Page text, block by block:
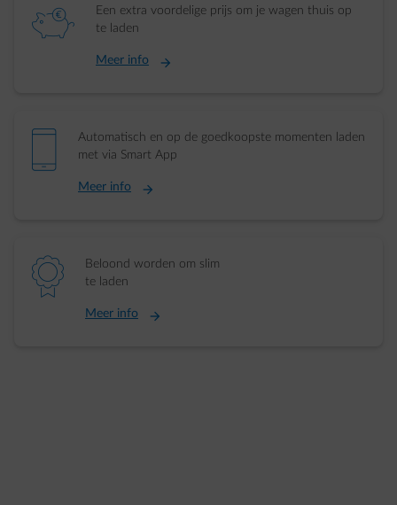
element-piggybank
Een extra voordelige prijs om je wagen thuis op
te laden
Meer info
Automatisch en op de goedkoopste momenten laden
met via Smart App
Meer info
element-ribbon
Beloond worden om slim
te laden
Meer info